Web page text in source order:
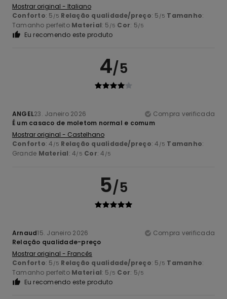
Mostrar original - Italiano
Conforto: 5 /5 Relação qualidade/preço: 5 /5 Tamanho:
Tamanho perfeito Material: 5 /5 Cor: 5/5
Eu recomendo este produto
4/5
ANGEL23. Janeiro 2026
Compra verificada
É um casaco de moletom normal e comum
Mostrar original - Castelhano
Conforto: 4 /5 Relação qualidade/preço: 4 /5 Tamanho:
Grande Material: 4/5 Cor: 4 /5
5/5
Arnaud15. Janeiro 2026
Compra verificada
Relação qualidade-preço
Mostrar original - Francês
Conforto: 5 /5 Relação qualidade/preço: 5 /5 Tamanho:
Tamanho perfeito Material: 5 /5 Cor: 5/5
Eu recomendo este produto